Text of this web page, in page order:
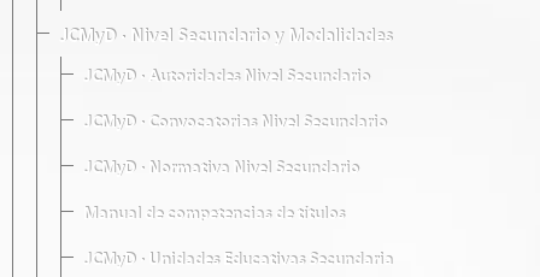
JCMyD · Nivel Secundario y Modalidades
JCMyD · Autoridades Nivel Secundario
JCMyD · Convocatorias Nivel Secundario
JCMyD · Normativa Nivel Secundario
Manual de competencias de títulos
JCMyD · Unidades Educativas Secundaria